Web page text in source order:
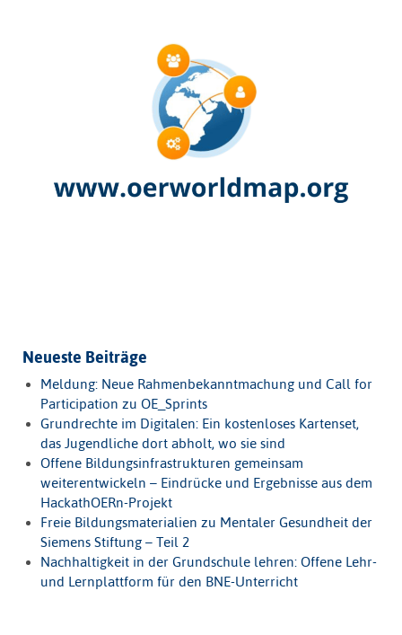
Neueste Beiträge
Meldung: Neue Rahmenbekanntmachung und Call for
Participation zu OE_Sprints
Grundrechte im Digitalen: Ein kostenloses Kartenset,
das Jugendliche dort abholt, wo sie sind
Offene Bildungsinfrastrukturen gemeinsam
weiterentwickeln – Eindrücke und Ergebnisse aus dem
HackathOERn-Projekt
Freie Bildungsmaterialien zu Mentaler Gesundheit der
Siemens Stiftung – Teil 2
Nachhaltigkeit in der Grundschule lehren: Offene Lehr-
und Lernplattform für den BNE-Unterricht